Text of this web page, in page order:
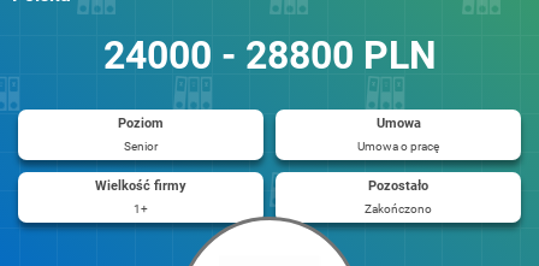
24000 - 28800 PLN
Poziom
Senior
Umowa
Umowa o pracę
Wielkość firmy
1+
Pozostało
Zakończono